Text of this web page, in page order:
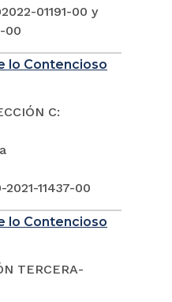
01191-00 y
00
lo Contencioso
C:
11437-00
lo Contencioso
TERCERA-